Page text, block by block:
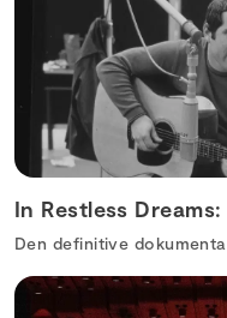
In Restless
Den definitive